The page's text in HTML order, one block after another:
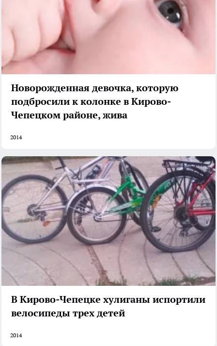
Новорожденная девочка, которую
подбросили к колонке в Кирово-
Чепецком районе, жива
2014
В Кирово-Чепецке хулиганы испортили
велосипеды трех детей
2014